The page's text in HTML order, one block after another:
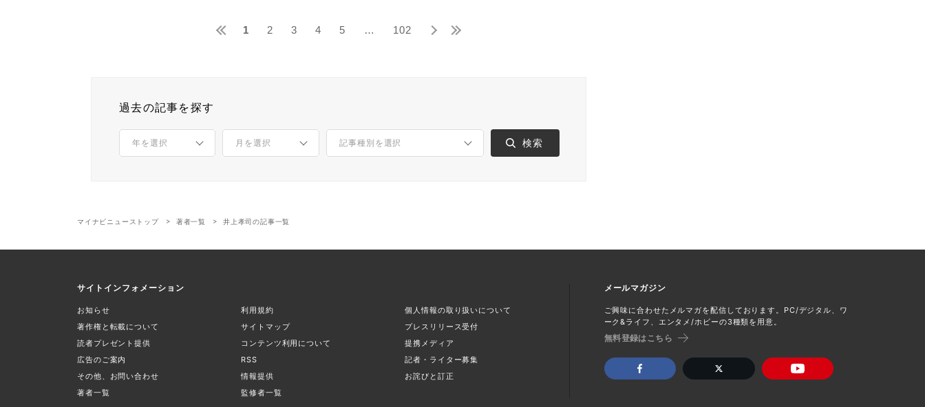
1 2 3 4 5 … 102
過去の記事を探す
マイナビニューストップ 著者一覧 井上孝司の記事一覧
サイトインフォメーション
お知らせ 利用規約
個人情報の取り扱いについて
著作権と転載について
サイトマップ
プレスリリース受付
読者プレゼント提供
コンテンツ利用について
提携メディア
広告のご案内
RSS
記者・ライター募集
その他、お問い合わせ
情報提供
お詫びと訂正
著者一覧
監修者一覧
メールマガジン
ご興味に合わせたメルマガを配信しております。PC/デジタル、ワ
ーク&ライフ、エンタメ/ホビーの3種類を用意。
無料登録はこちら